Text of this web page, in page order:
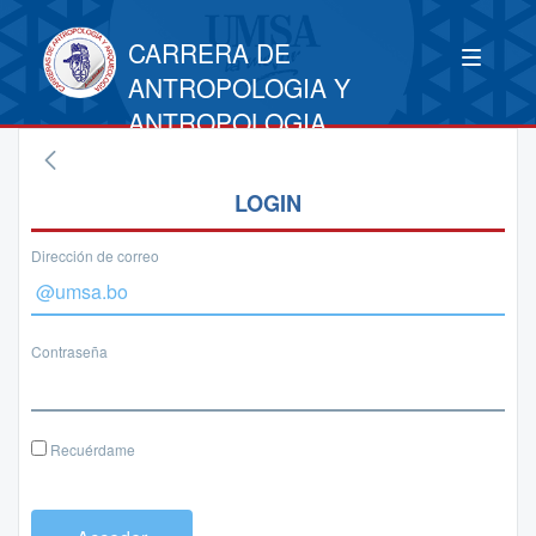
CARRERA DE
ANTROPOLOGIA Y
ANTROPOLOGIA
LOGIN
Dirección de correo
Contraseña
Recuérdame